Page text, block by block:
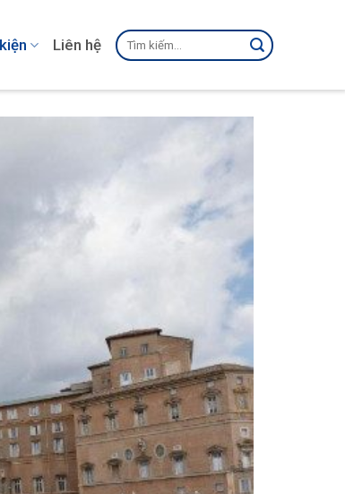
Liên hệ
Tìm
kiếm: